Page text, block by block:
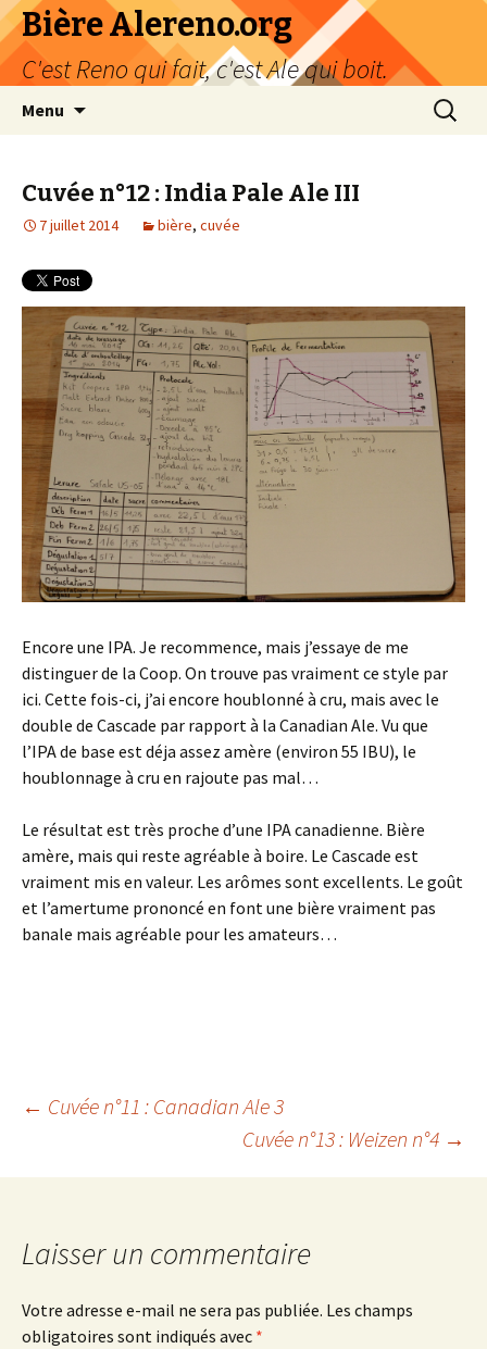
Bière Alereno.org
C'est Reno qui fait, c'est Ale qui boit.
Menu
Cuvée n°12 : India Pale Ale III
7 juillet 2014 bière, cuvée
Encore une IPA. Je recommence, mais j’essaye de me
distinguer de la Coop. On trouve pas vraiment ce style par
ici. Cette fois-ci, j’ai encore houblonné à cru, mais avec le
double de Cascade par rapport à la Canadian Ale. Vu que
l’IPA de base est déja assez amère (environ 55 IBU), le
houblonnage à cru en rajoute pas mal…
Le résultat est très proche d’une IPA canadienne. Bière
amère, mais qui reste agréable à boire. Le Cascade est
vraiment mis en valeur. Les arômes sont excellents. Le goût
et l’amertume prononcé en font une bière vraiment pas
banale mais agréable pour les amateurs…
Navigation
des
articles
← Cuvée n°11 : Canadian Ale 3
Cuvée n°13 : Weizen n°4 →
Laisser un commentaire
Votre adresse e-mail ne sera pas publiée. Les champs
obligatoires sont indiqués avec *